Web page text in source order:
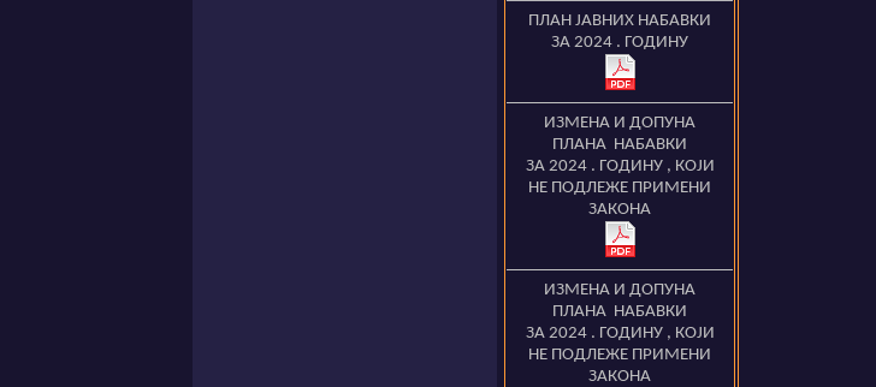
ПЛАН ЈАВНИХ НАБАВКИ
ЗА 2024 . ГОДИНУ
ИЗМЕНА И ДОПУНА
ПЛАНА НАБАВКИ
ЗА 2024 . ГОДИНУ, КОЈИ
НЕ ПОДЛЕЖЕ ПРИМЕНИ
ЗАКОНА
ИЗМЕНА И ДОПУНА
ПЛАНА НАБАВКИ
ЗА 2024 . ГОДИНУ, КОЈИ
НЕ ПОДЛЕЖЕ ПРИМЕНИ
ЗАКОНА